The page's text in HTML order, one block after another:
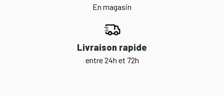
En magasin
Livraison rapide
entre 24h et 72h